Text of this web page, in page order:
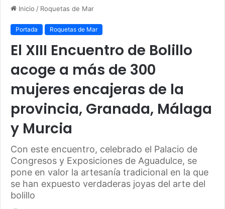
Inicio / Roquetas de Mar
Portada Roquetas de Mar
El XIII Encuentro de Bolillo
acoge a más de 300
mujeres encajeras de la
provincia, Granada, Málaga
y Murcia
Con este encuentro, celebrado el Palacio de
Congresos y Exposiciones de Aguadulce, se
pone en valor la artesanía tradicional en la que
se han expuesto verdaderas joyas del arte del
bolillo